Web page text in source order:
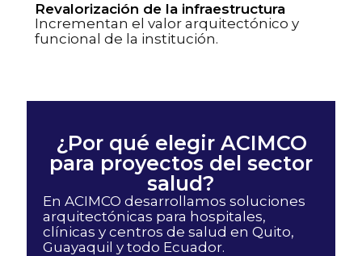
Revalorización de la infraestructura
Incrementan el valor arquitectónico y
funcional de la institución.
¿Por qué elegir ACIMCO
para proyectos del sector
salud?
En ACIMCO desarrollamos soluciones
arquitectónicas para hospitales,
clínicas y centros de salud en Quito,
Guayaquil y todo Ecuador.